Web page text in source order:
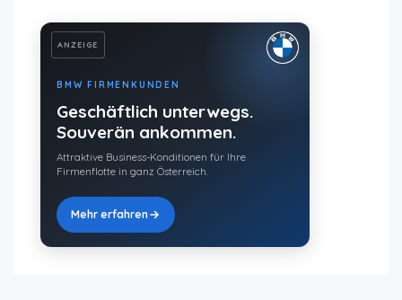
ANZEIGE
BMW FIRMENKUNDEN
Geschäftlich unterwegs.
Souverän ankommen.
Attraktive Business-Konditionen für Ihre
Firmenflotte in ganz Österreich.
Mehr erfahren